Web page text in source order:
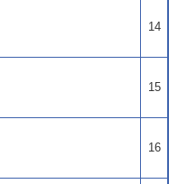
14
15
16